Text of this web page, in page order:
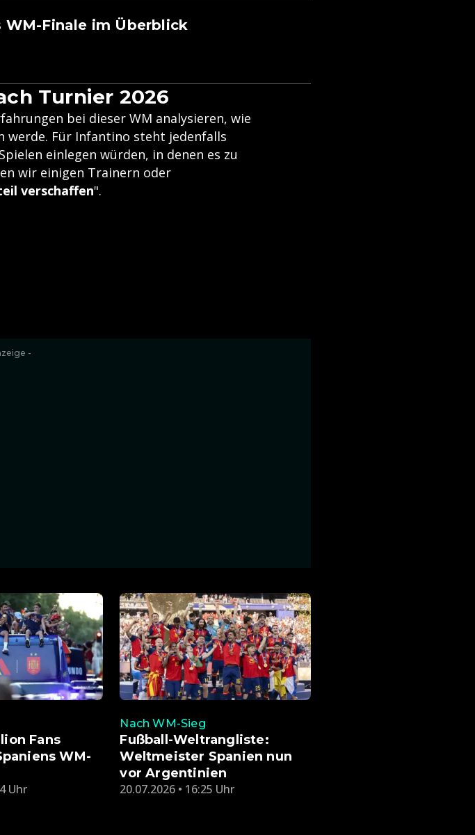
WM-Finale im Überblick
Turnier 2026
bei dieser WM analysieren, wie
Für Infantino steht jedenfalls
einlegen würden, in denen es zu
wir einigen Trainern oder
verschaffen".
-
Fans
WM-
Uhr
Nach WM-Sieg
Fußball-Weltrangliste:
Weltmeister Spanien nun
vor Argentinien
20.07.2026 • 16:25 Uhr